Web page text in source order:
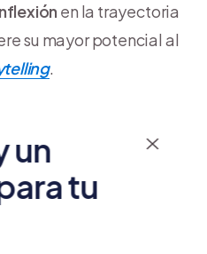
en la trayectoria
su mayor potencial al
.
del negocio, la
un determinado
que tenías como
que participaste,
inversiones recibidas,
un
tu